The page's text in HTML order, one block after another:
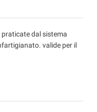
dal sistema
valide per il